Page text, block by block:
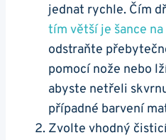
jednat ⁣rychle. Čím
tím‌ větší je⁤ šance na
⁤odstraňte
pomocí nože nebo
abyste netřeli⁢
případné barvení
Zvolte ⁢vhodný